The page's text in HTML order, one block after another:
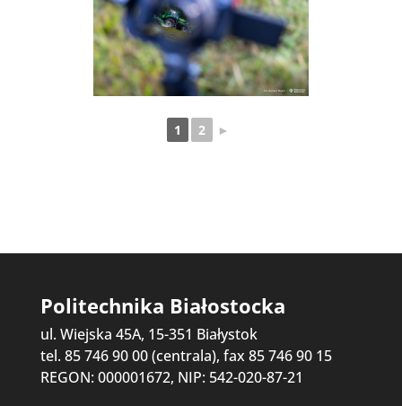
1 2 ►
Politechnika Białostocka
ul. Wiejska 45A, 15-351 Białystok
tel. 85 746 90 00 (centrala), fax 85 746 90 15
REGON: 000001672, NIP: 542-020-87-21